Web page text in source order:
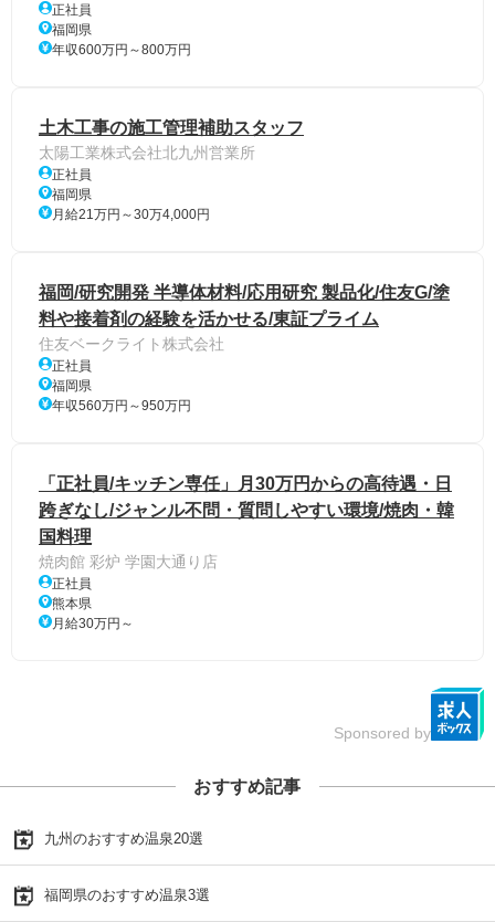
正社員
福岡県
年収600万円～800万円
土木工事の施工管理補助スタッフ
太陽工業株式会社北九州営業所
正社員
福岡県
月給21万円～30万4,000円
福岡/研究開発 半導体材料/応用研究 製品化/住友G/塗
料や接着剤の経験を活かせる/東証プライム
住友ベークライト株式会社
正社員
福岡県
年収560万円～950万円
「正社員/キッチン専任」月30万円からの高待遇・日
跨ぎなし/ジャンル不問・質問しやすい環境/焼肉・韓
国料理
焼肉館 彩炉 学園大通り店
正社員
熊本県
月給30万円～
Sponsored by
おすすめ記事
九州のおすすめ温泉20選
福岡県のおすすめ温泉3選